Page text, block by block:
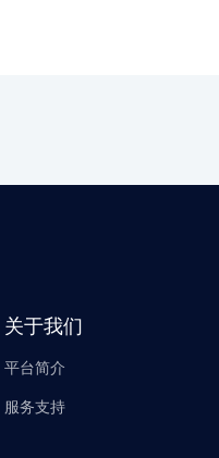
关于我们
平台简介
服务支持